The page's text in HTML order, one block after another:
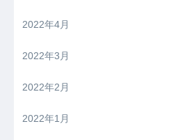
2022年4月
2022年3月
2022年2月
2022年1月